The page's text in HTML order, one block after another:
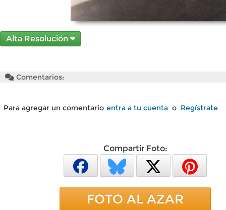
Alta Resolución
Comentarios:
Para agregar un comentario entra a tu cuenta o Regístrate
Compartir Foto:
FOTO AL AZAR